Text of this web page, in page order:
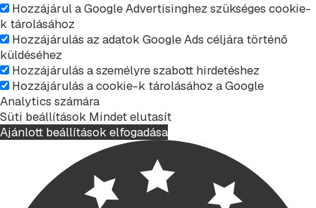
Hozzájárul a Google Advertisinghez szükséges cookie-
k tárolásához
Hozzájárulás az adatok Google Ads céljára történő
küldéséhez
Hozzájárulás a személyre szabott hirdetéshez
Hozzájárulás a cookie-k tárolásához a Google
Analytics számára
Süti beállítások Mindet elutasít
Ajánlott beállítások elfogadása